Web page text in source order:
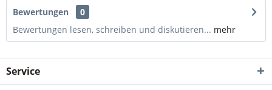
Bewertungen
0
Bewertungen lesen, schreiben und diskutieren... mehr
Service